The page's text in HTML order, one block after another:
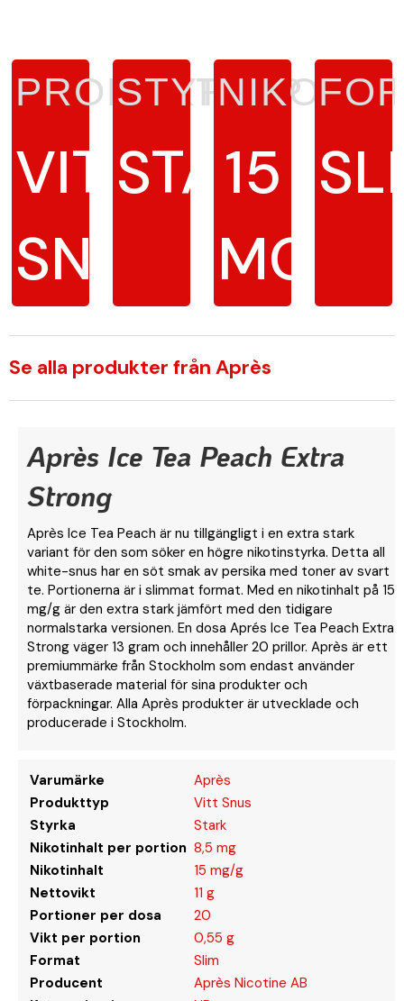
PRODUKTTYP
VITT
SNUS
STYRKA
STARK
15
MG/G
Se alla produkter från Après
Après Ice Tea Peach Extra
Strong
Après Ice Tea Peach är nu tillgängligt i en extra stark
variant för den som söker en högre nikotinstyrka. Detta all
white-snus har en söt smak av persika med toner av svart
te. Portionerna är i slimmat format. Med en nikotinhalt på 15
mg/g är den extra stark jämfört med den tidigare
normalstarka versionen. En dosa Aprés Ice Tea Peach Extra
Strong väger 13 gram och innehåller 20 prillor. Après är ett
premiummärke från Stockholm som endast använder
växtbaserade material för sina produkter och
förpackningar. Alla Après produkter är utvecklade och
producerade i Stockholm.
Varumärke
Après
Produkttyp
Vitt Snus
Styrka
Stark
Nikotinhalt per portion 8,5 mg
Nikotinhalt
15 mg/g
Nettovikt
11 g
Portioner per dosa
20
Vikt per portion
0,55 g
Format
Slim
Producent
Après Nicotine AB